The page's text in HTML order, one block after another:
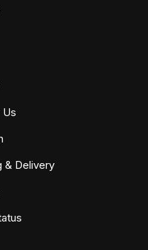
& Delivery